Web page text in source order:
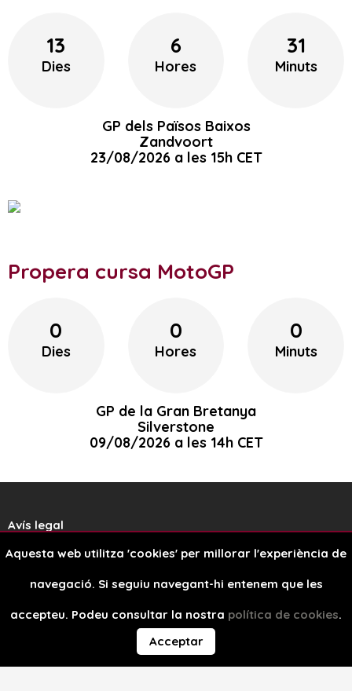
13
Dies
6
Hores
31
Minuts
GP dels Països Baixos
Zandvoort
23/08/2026 a les 15h CET
Propera cursa MotoGP
0
Dies
0
Hores
0
Minuts
GP de la Gran Bretanya
Silverstone
09/08/2026 a les 14h CET
Avís legal
Disseny web
Aquesta web utilitza 'cookies' per millorar l'experiència de
navegació. Si seguiu navegant-hi entenem que les
accepteu. Podeu consultar la nostra política de cookies.
Acceptar